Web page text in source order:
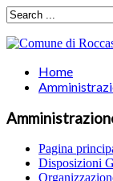
Home
Pagina
Disposizioni